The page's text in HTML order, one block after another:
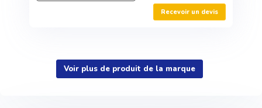
Recevoir un devis
Voir plus de produit de la marque